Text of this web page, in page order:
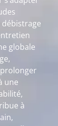
débistrage
globale
une
à